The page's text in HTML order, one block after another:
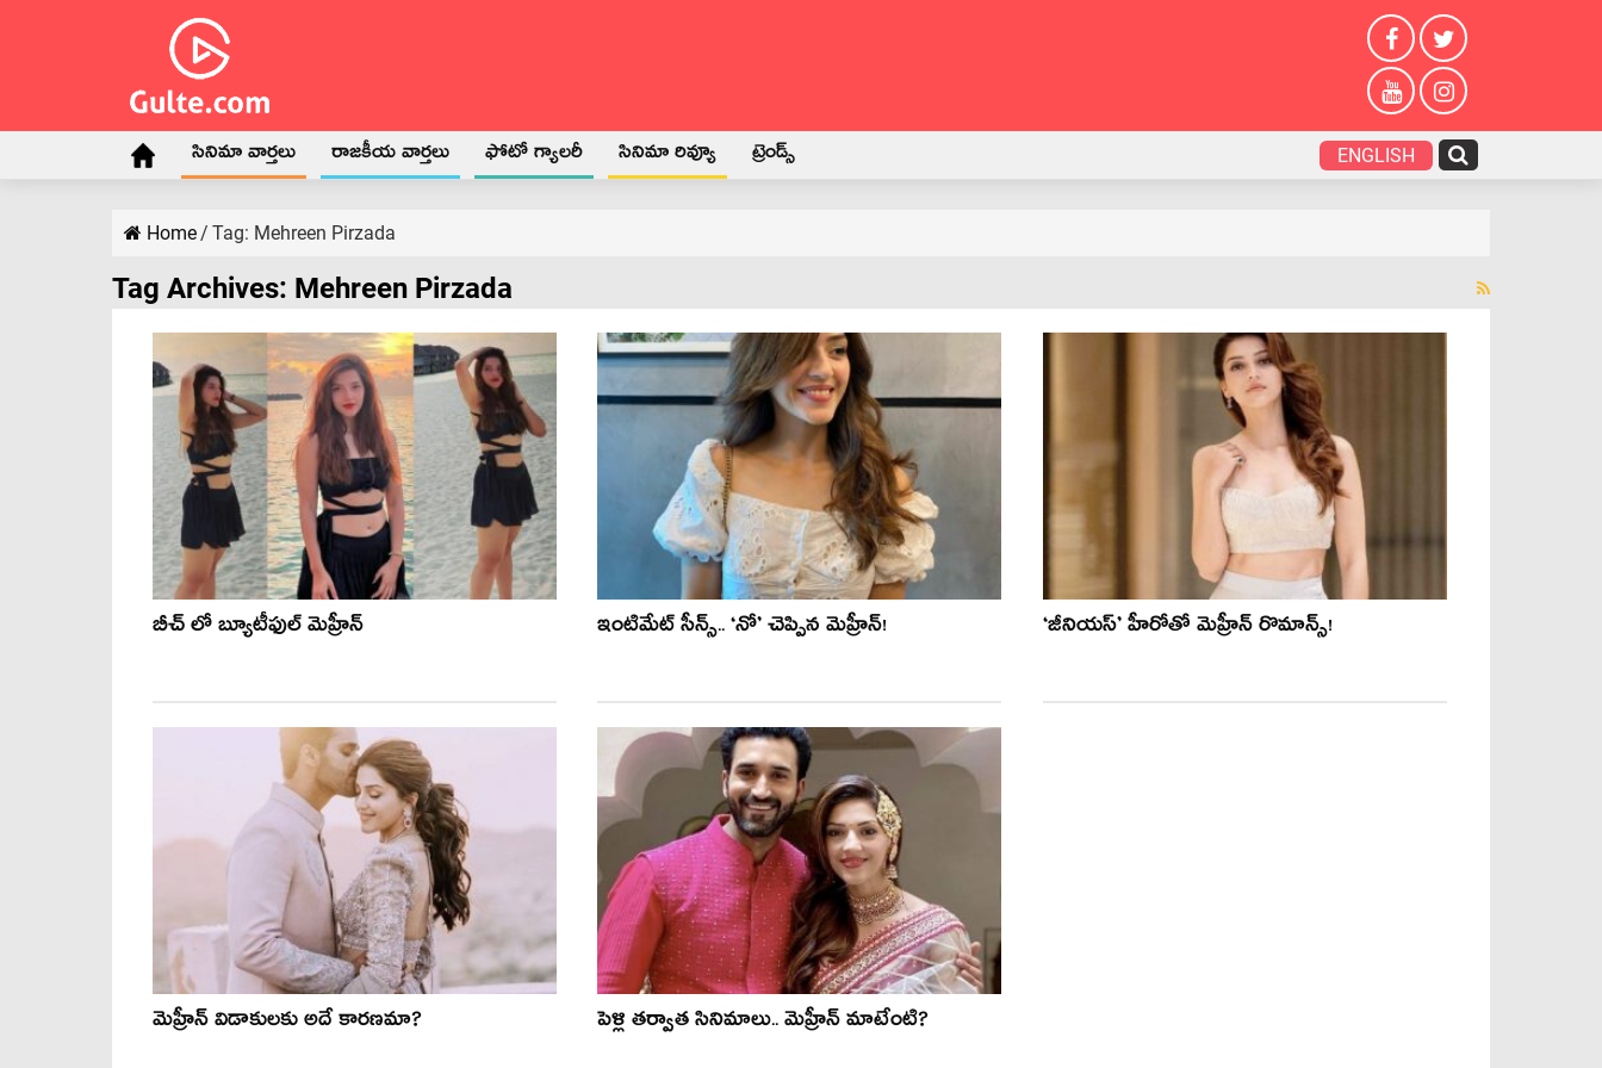
సినిమా వార్తలు రాజకీయ వార్తలు ఫోటో గ్యాలరీ సినిమా రివ్యూ ట్రెండ్స్ ENGLISH
Home/ Tag: Mehreen Pirzada
Tag Archives: Mehreen Pirzada
బీచ్ లో బ్యూటీఫుల్ మెహ్రీన్ ఇంటిమేట్ సీన్స్.. ‘నో’ చెప్పిన మెహ్రీన్! ‘జీనియస్’ హీరోతో మెహ్రీన్ రొమాన్స్!
మెహ్రీన్ విడాకులకు అదే కార‌ణ‌మా? పెళ్లి తర్వాత సినిమాలు.. మెహ్రీన్ మాటేంటి?